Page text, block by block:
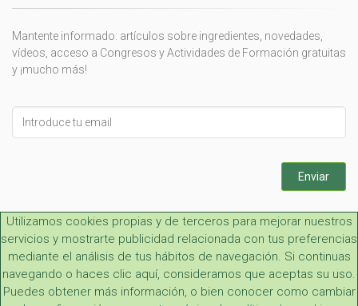
Mantente informado: artículos sobre ingredientes, novedades,
vídeos, acceso a Congresos y Actividades de Formación gratuitas
y ¡mucho más!
this
field
Enviar
Aviso legal y LOPD|Condiciones generales|Contacto
Utilizamos cookies propias y de terceros para mejorar nuestros
servicios y mostrarte publicidad relacionada con tus preferencias
mediante el análisis de tus hábitos de navegación. Si continuas
navegando o haces clic aquí, consideramos que aceptas su uso.
Puedes obtener más información, o bien conocer como cambiar